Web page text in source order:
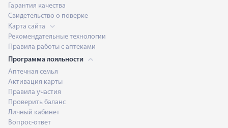
Гарантия качества
Свидетельство о поверке
Карта сайта
Рекомендательные технологии
Правила работы с аптеками
Программа лояльности
Аптечная семья
Активация карты
Правила участия
Проверить баланс
Личный кабинет
Вопрос-ответ